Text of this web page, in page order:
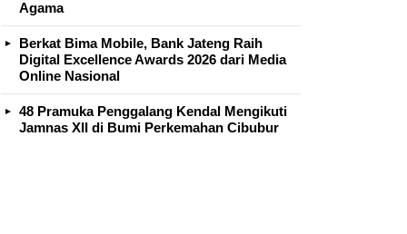
Agama
Berkat Bima Mobile, Bank Jateng Raih
Digital Excellence Awards 2026 dari Media
Online Nasional
48 Pramuka Penggalang Kendal Mengikuti
Jamnas XII di Bumi Perkemahan Cibubur